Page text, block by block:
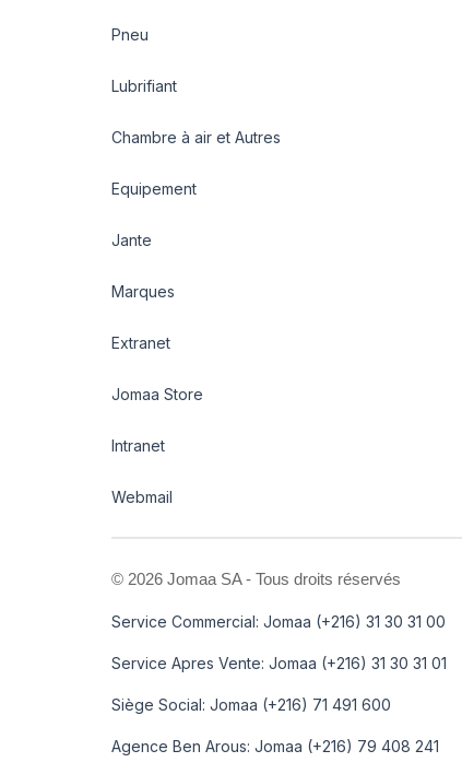
Pneu
Lubrifiant
Chambre à air et Autres
Equipement
Jante
Marques
Extranet
Jomaa Store
Intranet
Webmail
© 2026 Jomaa SA - Tous droits réservés
Service Commercial: Jomaa (+216) 31 30 31 00
Service Apres Vente: Jomaa (+216) 31 30 31 01
Siège Social: Jomaa (+216) 71 491 600
Agence Ben Arous: Jomaa (+216) 79 408 241